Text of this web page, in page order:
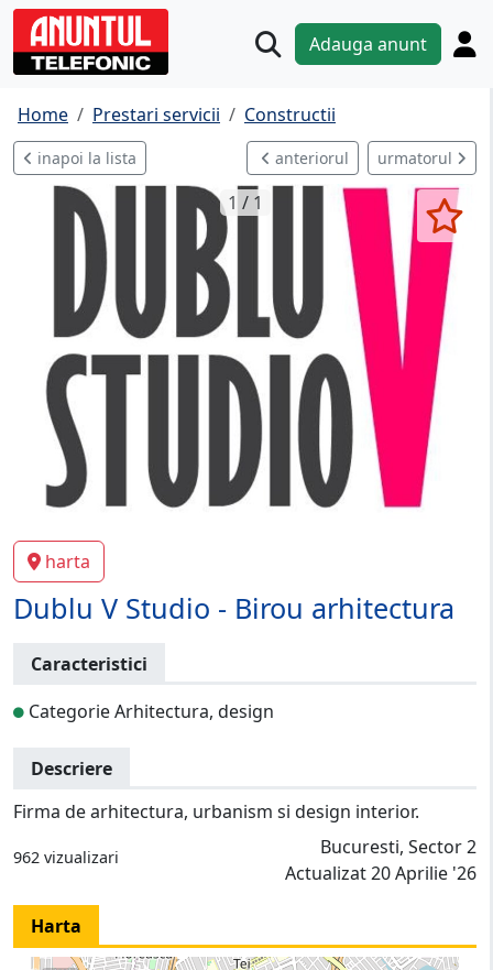
Adauga anunt
Home Prestari servicii Constructii
inapoi la lista anteriorul urmatorul
1 / 1
harta
Dublu V Studio - Birou arhitectura
Caracteristici
Categorie Arhitectura, design
Descriere
Firma de arhitectura, urbanism si design interior.
962 vizualizari
Bucuresti, Sector 2
Actualizat 20 Aprilie '26
Harta